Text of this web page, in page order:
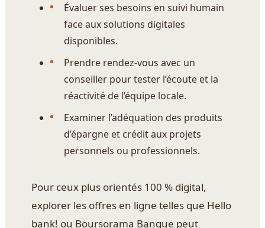
Évaluer ses besoins en suivi humain
face aux solutions digitales
disponibles.
Prendre rendez-vous avec un
conseiller pour tester l’écoute et la
réactivité de l’équipe locale.
Examiner l’adéquation des produits
d’épargne et crédit aux projets
personnels ou professionnels.
Pour ceux plus orientés 100 % digital,
explorer les offres en ligne telles que Hello
bank! ou Boursorama Banque peut